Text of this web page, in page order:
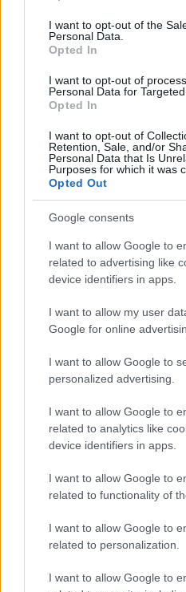
use your data for below
consent section.
I want to opt-out of the
Personal Data.
Opted In
I want to opt-out of
Personal Data for Targeted
Opted In
I want to opt-out of
Retention, Sale, and/or
Personal Data that Is
Purposes for which it was
Opted Out
Google consents
I want to allow Google to
related to advertising like
device identifiers in apps.
I want to allow my user
Google for online
I want to allow Google to
personalized advertising.
I want to allow Google to
related to analytics like
device identifiers in apps.
I want to allow Google to
related to functionality of
I want to allow Google to
related to personalization.
I want to allow Google to
Το οξύμωρο μάλιστα είναι
επιμένουν στην
οποίες ορκίζονταν ότι η
γίνει ψηφιακά από
πλανήτη έχει πρόσβαση
(Facebook,
Μαρκ Ζούκερμπεργκ
να επιστρέψει στο
Google.
Ήδη από τον Μάρτιο ο
στους υπαλλήλους της X
δουλειά στο γραφείο δεν